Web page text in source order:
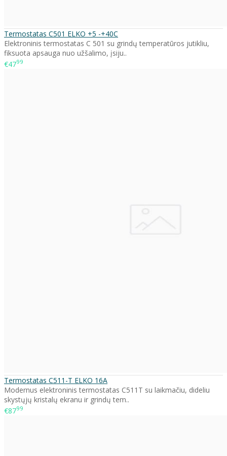
Termostatas C501 ELKO +5 -+40C
Elektroninis termostatas C 501 su grindų temperatūros jutikliu,
fiksuota apsauga nuo užšalimo, įsiju..
€4799
Termostatas C511-T ELKO 16A
Modernus elektroninis termostatas C511T su laikmačiu, dideliu
skystųjų kristalų ekranu ir grindų tem..
€8799